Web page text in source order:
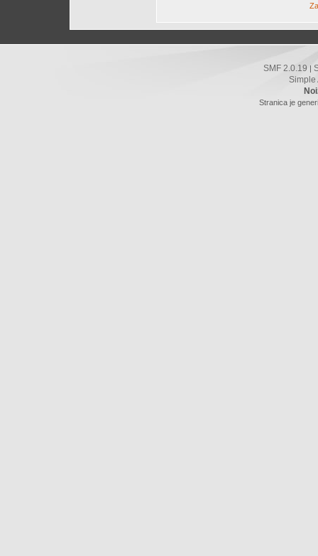
SMF 2.0.19
Simple
Stranica je